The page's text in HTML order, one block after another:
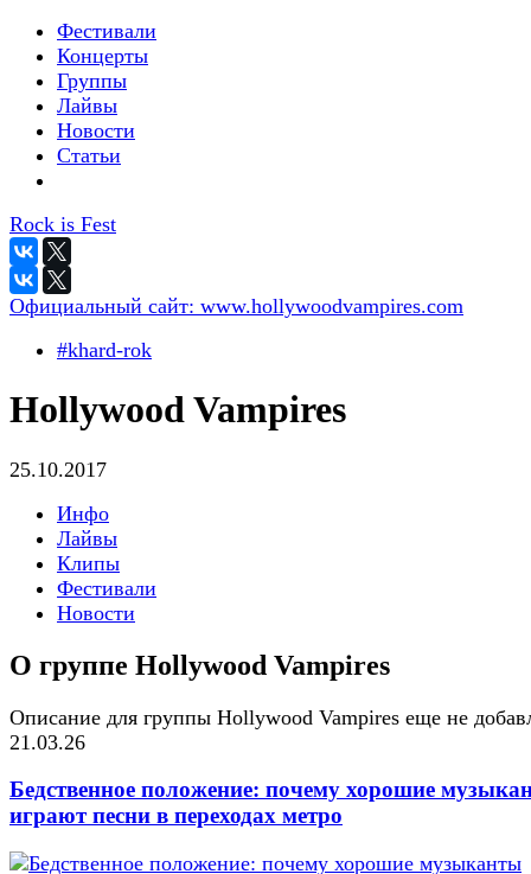
Фестивали
Концерты
Группы
Лайвы
Новости
Статьи
Rock is Fest
Официальный сайт: www.hollywoodvampires.com
#khard-rok
Hollywood Vampires
25.10.2017
Инфо
Лайвы
Клипы
Фестивали
Новости
О группе Hollywood Vampires
Описание для группы Hollywood Vampires еще не
21.03.26
Бедственное положение: почему хорошие
играют песни в переходах метро